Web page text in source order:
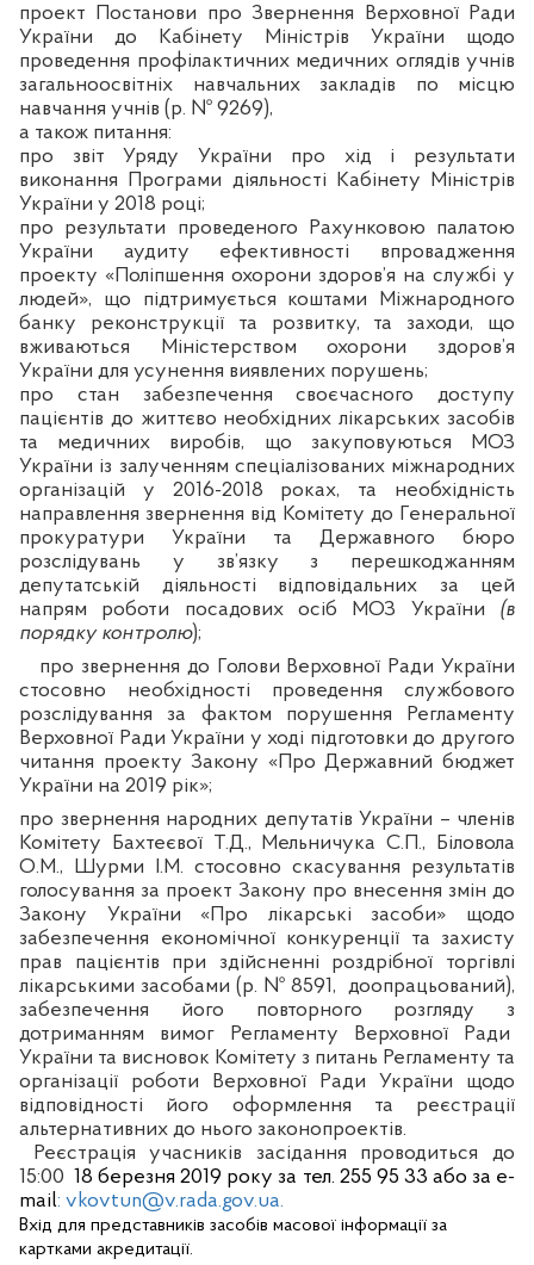
проект Постанови про Звернення Верховної Ради
України до Кабінету Міністрів України щодо
проведення профілактичних медичних оглядів учнів
загальноосвітніх навчальних закладів по місцю
навчання учнів (р. № 9269),
а також питання:
про звіт Уряду України про хід і результати
виконання Програми діяльності Кабінету Міністрів
України у 2018 році;
про результати проведеного Рахунковою палатою
України аудиту ефективності впровадження
проекту «Поліпшення охорони здоров’я на службі у
людей», що підтримується коштами Міжнародного
банку реконструкції та розвитку, та заходи, що
вживаються Міністерством охорони здоров’я
України для усунення виявлених порушень;
про стан забезпечення своєчасного доступу
пацієнтів до життєво необхідних лікарських засобів
та медичних виробів, що закуповуються МОЗ
України із залученням спеціалізованих міжнародних
організацій у 2016-2018 роках, та необхідність
направлення звернення від Комітету до Генеральної
прокуратури України та Державного бюро
розслідувань у зв’язку з перешкоджанням
депутатській діяльності відповідальних за цей
напрям роботи посадових осіб МОЗ України (в
порядку контролю);
про звернення до Голови Верховної Ради України
стосовно необхідності проведення службового
розслідування за фактом порушення Регламенту
Верховної Ради України у ході підготовки до другого
читання проекту Закону «Про Державний бюджет
України на 2019 рік»;
про звернення народних депутатів України – членів
Комітету Бахтеєвої Т.Д., Мельничука С.П., Біловола
О.М., Шурми І.М. стосовно скасування результатів
голосування за проект Закону про внесення змін до
Закону України «Про лікарські засоби» щодо
забезпечення економічної конкуренції та захисту
прав пацієнтів при здійсненні роздрібної торгівлі
лікарськими засобами (р. № 8591, доопрацьований),
забезпечення його повторного розгляду з
дотриманням вимог Регламенту Верховної Ради
України та висновок Комітету з питань Регламенту та
організації роботи Верховної Ради України щодо
відповідності його оформлення та реєстрації
альтернативних до нього законопроектів.
Реєстрація учасників засідання проводиться до
15:00 18 березня2019 року за тел. 255 95 33 або за е-
mail: vkovtun@v.rada.gov.ua.
Вхід для представників засобів масової інформації за
картками акредитації.